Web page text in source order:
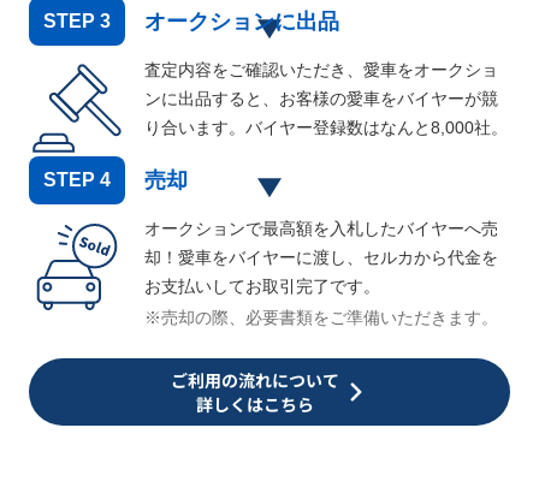
STEP 3 オークションに出品
査定内容をご確認いただき、愛車をオークショ
ンに出品すると、お客様の愛車をバイヤーが競
り合います。バイヤー登録数はなんと8,000社。
STEP 4 売却
オークションで最高額を入札したバイヤーへ売
却！愛車をバイヤーに渡し、セルカから代金を
お支払いしてお取引完了です。
※売却の際、必要書類をご準備いただきます。
ご利用の流れについて
詳しくはこちら